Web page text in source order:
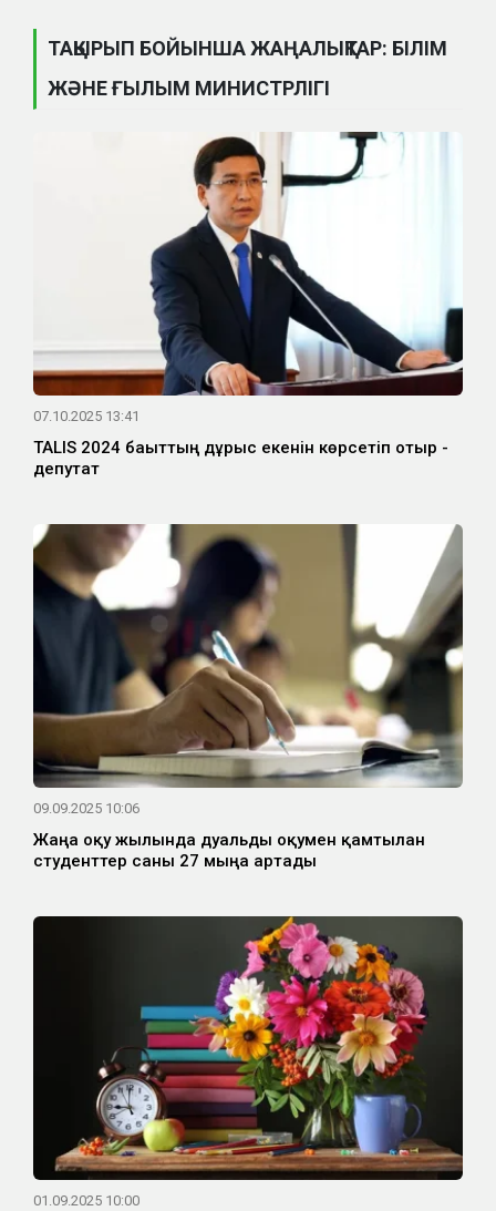
ТАҚЫРЫП БОЙЫНША ЖАҢАЛЫҚТАР: БІЛІМ
ЖӘНЕ ҒЫЛЫМ МИНИСТРЛІГІ
07.10.2025 13:41
TALIS 2024 бағыттың дұрыс екенін көрсетіп отыр -
депутат
09.09.2025 10:06
Жаңа оқу жылында дуальды оқумен қамтылған
студенттер саны 27 мыңға артады
01.09.2025 10:00